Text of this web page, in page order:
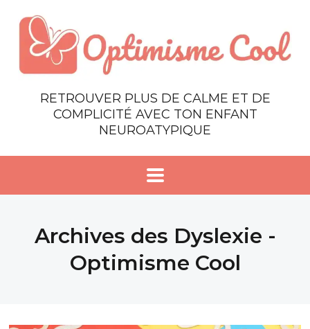
RETROUVER PLUS DE CALME ET DE
COMPLICITÉ AVEC TON ENFANT
NEUROATYPIQUE
Archives des Dyslexie -
Optimisme Cool